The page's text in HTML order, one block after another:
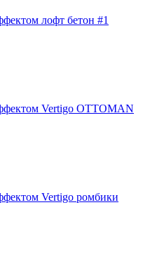
лофт бетон #1
Vertigo OTTOMAN
Vertigo ромбики